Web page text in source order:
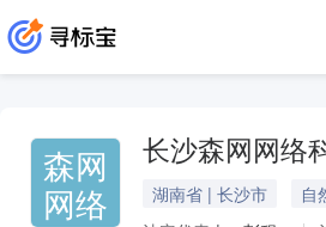
森网
网络
长沙森网网络
湖南省 | 长沙市 自